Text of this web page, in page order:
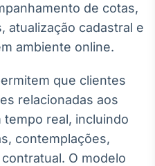
A melhor
para
analisar fundos
investimento
IA
Em breve
de cotas,
atualização cadastral e
ambiente online.
que clientes
relacionadas aos
real, incluindo
contemplações,
O modelo